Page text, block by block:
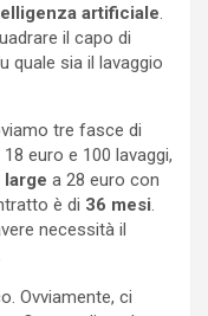
artificiale.
il capo di
quale sia il lavaggio
tre fasce di
euro e 100 lavaggi,
large a 28 euro con
è di 36 mesi.
necessità il
Ovviamente, ci